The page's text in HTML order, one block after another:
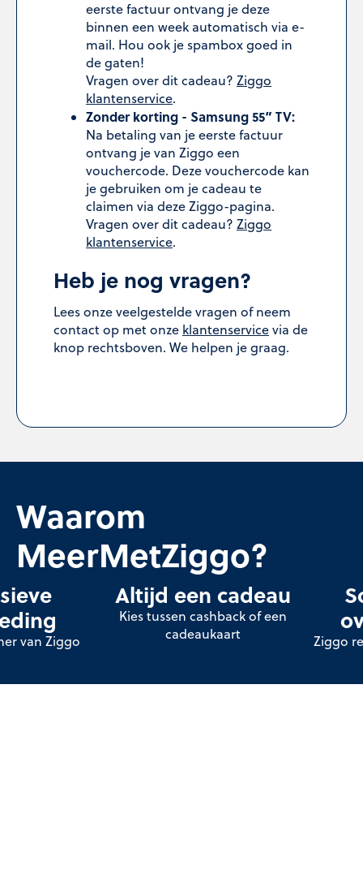
eerste factuur ontvang je deze
binnen een week automatisch via e-
mail. Hou ook je spambox goed in
de gaten!
Vragen over dit cadeau? Ziggo
klantenservice.
Zonder korting - Samsung 55” TV:
Na betaling van je eerste factuur
ontvang je van Ziggo een
vouchercode. Deze vouchercode kan
je gebruiken om je cadeau te
claimen via deze Ziggo-pagina.
Vragen over dit cadeau? Ziggo
klantenservice.
Heb je nog vragen?
Lees onze veelgestelde vragen of neem
contact op met onze klantenservicevia de
knop rechtsboven. We helpen je graag.
Waarom
MeerMetZiggo?
van Ziggo
Altijd een cadeau
Kies tussen cashback of een
cadeaukaart
Ziggo